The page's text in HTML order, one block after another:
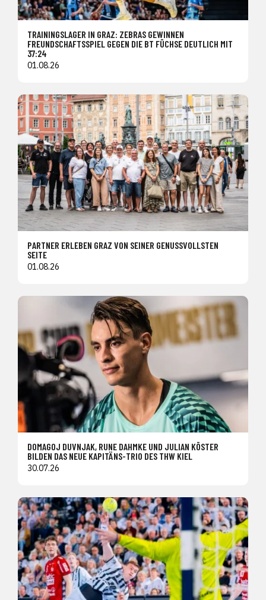
TRAININGSLAGER IN GRAZ: ZEBRAS GEWINNEN
FREUNDSCHAFTSSPIEL GEGEN DIE BT FÜCHSE DEUTLICH MIT
37:24
01.08.26
PARTNER ERLEBEN GRAZ VON SEINER GENUSSVOLLSTEN
SEITE
01.08.26
DOMAGOJ DUVNJAK, RUNE DAHMKE UND JULIAN KÖSTER
BILDEN DAS NEUE KAPITÄNS-TRIO DES THW KIEL
30.07.26